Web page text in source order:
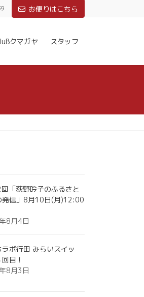
お便りはこちら
クマガヤ スタッフ
「荻野吟子のふるさと
発信」8月10日(月)12:00
8月4日
ラボ行田 みらいスイッ
目！
8月3日